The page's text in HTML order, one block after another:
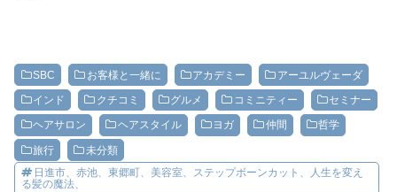
SBC お客様と一緒に アカデミー アーユルヴェーダ
インド クチコミ グルメ コミニティー セミナー
ヘアサロン ヘアスタイル ヨガ 仲間 哲学
旅行
未分類
日進市、赤池、東郷町、美容室、ステップボーンカット、人生を変え
る髪の魔法、